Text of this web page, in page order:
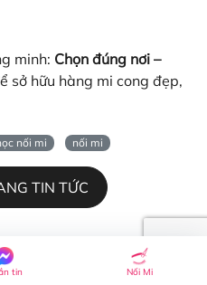
minh: Chọn đúng nơi –
sở hữu hàng mi cong đẹp,
nối mi nối mi
TIN TỨC
Violet (Có Thước
Tâm tại Trà Vinh vừa mua sản
tin Nối Mi